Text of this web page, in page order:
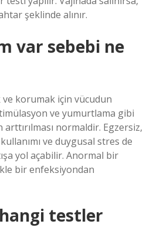
şeklinde alınır.
var sebebi ne
ve korumak için vücudun
ve yumurtlama gibi
normaldir. Egzersiz,
ve duygusal stres de
yol açabilir. Anormal bir
bir enfeksiyondan
testler